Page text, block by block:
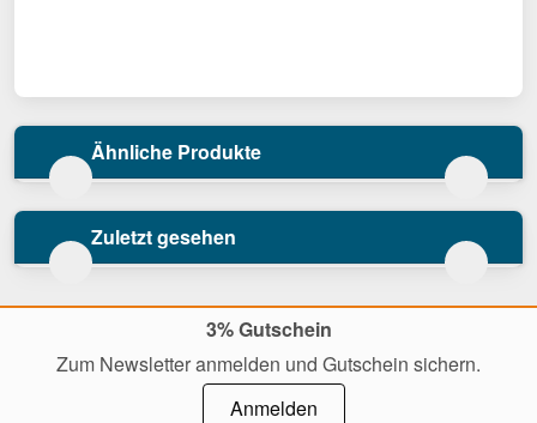
Ähnliche Produkte
Zuletzt gesehen
3% Gutschein
Zum Newsletter anmelden und Gutschein sichern.
Anmelden